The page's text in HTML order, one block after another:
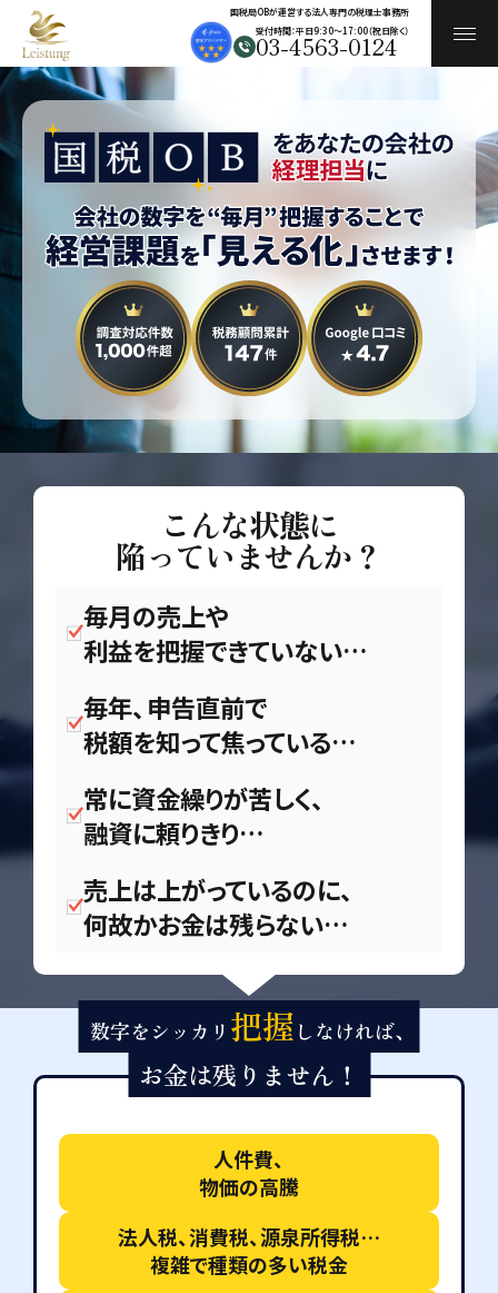
国税局OBが運営する法人専門の税理士事務所
受付時間：平日9:30〜17:00（祝日除く）
03-4563-0124
こんな状態に
陥っていませんか？
毎月の売上や
利益を把握できていない…
毎年、申告直前で
税額を知って焦っている…
常に資金繰りが苦しく、
融資に頼りきり…
売上は上がっているのに、
何故かお金は残らない…
数字をシッカリ 把握しなければ、
お金は残りません！
人件費、
物価の高騰
法人税、消費税、源泉所得税…
複雑で種類の多い税金